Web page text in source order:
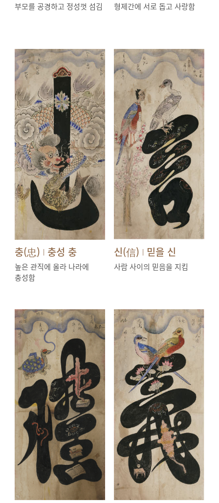
부모를 공경하고 정성껏 섬김 형제간에 서로 돕고 사랑함
충(忠) | 충성 충
높은 관직에 올라 나라에
충성함
신(信) | 믿을 신
사람 사이의 믿음을 지킴